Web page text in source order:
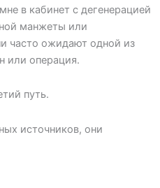
в кабинет с дегенерацией
манжеты или
часто ожидают одной из
или операция.
путь.
источников, они